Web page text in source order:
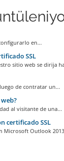
en...
SSL
sitio web se dirija
de contratar un...
al visitante de una...
certificado SSL
Microsoft Outlook